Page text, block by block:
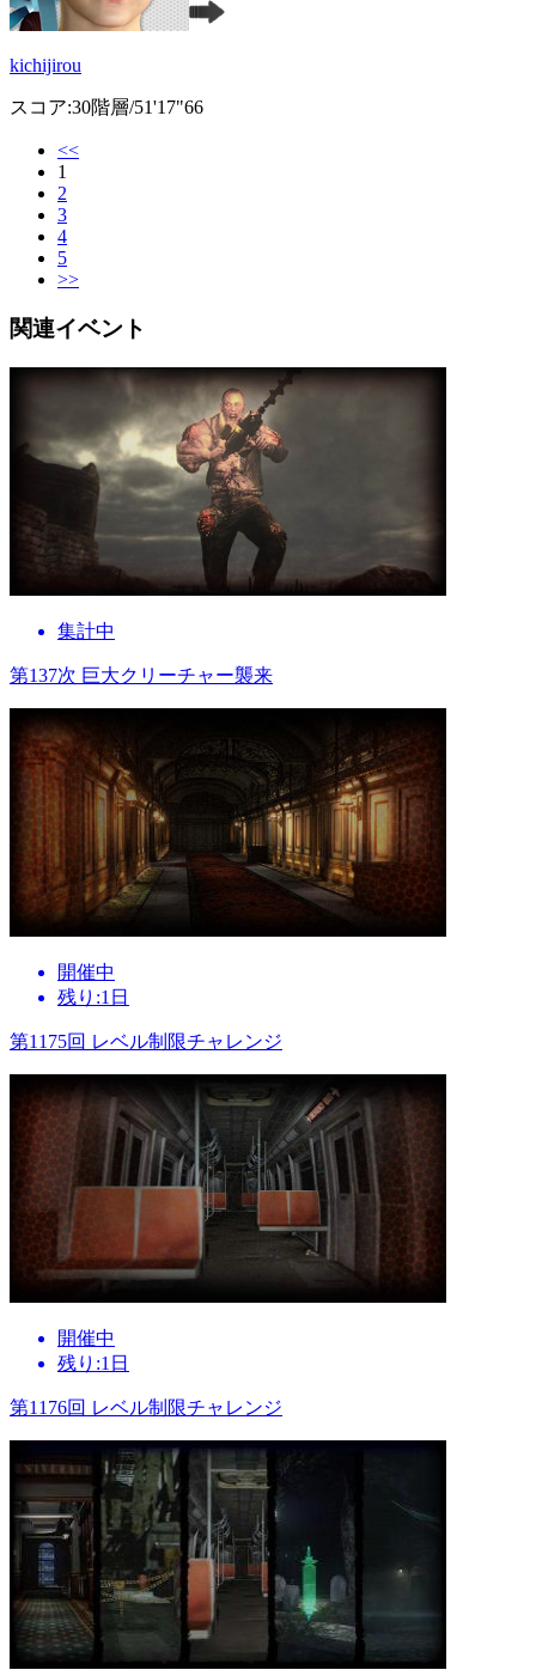
kichijirou
スコア:30階層/51'17"66
<<
1
2
3
4
5
>>
関連イベント
集計中
第137次 巨大クリーチャー襲来
開催中
残り:1日
第1175回 レベル制限チャレンジ
開催中
残り:1日
第1176回 レベル制限チャレンジ